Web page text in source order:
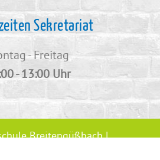
Sekretariat
- Freitag
- 13:00 Uhr
Breitengüßbach |